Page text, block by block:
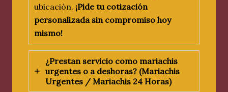
ubicación. ¡Pide tu cotización
personalizada sin compromiso hoy
mismo!
¿Prestan servicio como mariachis
urgentes o a deshoras? (Mariachis
Urgentes / Mariachis 24 Horas)